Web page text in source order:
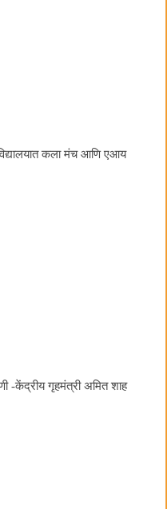
कला मंच आणि एआय
-केंद्रीय गृहमंत्री अमित शाह